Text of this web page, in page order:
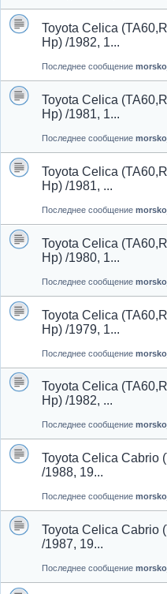
Toyota Celica
Hp) /1982, 1...
Последнее сообщение
Toyota Celica
Hp) /1981, 1...
Последнее сообщение
Toyota Celica
Hp) /1981, ...
Последнее сообщение
Toyota Celica
Hp) /1980, 1...
Последнее сообщение
Toyota Celica
Hp) /1979, 1...
Последнее сообщение
Toyota Celica
Hp) /1982, ...
Последнее сообщение
Toyota Celica Cabrio
/1988, 19...
Последнее сообщение
Toyota Celica Cabrio
/1987, 19...
Последнее сообщение